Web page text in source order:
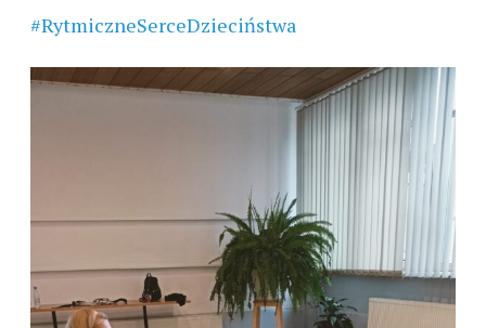
#RytmiczneSerceDzieciństwa